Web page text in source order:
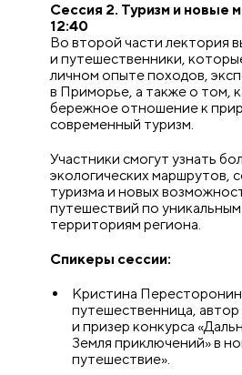
Сессия 2. Туризм и новые
12:40
Во второй части лектория
и путешественники,
личном опыте походов,
в Приморье, а также о том,
бережное отношение к
современный туризм.
Участники смогут узнать
экологических маршрутов,
туризма и новых
путешествий по
территориям региона.
Спикеры сессии:
Кристина
путешественница,
и призер конкурса
Земля приключений» в
путешествие».